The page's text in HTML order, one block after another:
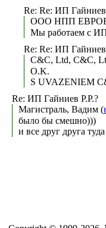
Re: Re: ИП Гайниев
ООО НПП
Мы работаем с ИП
Re: Re: ИП Гайниев
C&C, Ltd, C&C,
O.K.
S UVAZENIEM
Re: ИП Гайниев Р.Р.?
Магистраль, Вадим (
было бы смешно)))
и все друг друга